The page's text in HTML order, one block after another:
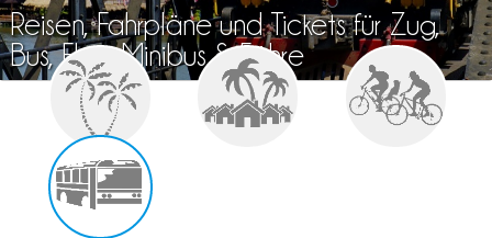
Reisen, Fahrpläne und Tickets für Zug,
Bus, Flug, Minibus & Fähre